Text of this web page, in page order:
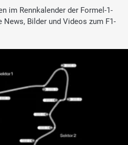
im Rennkalender der Formel-1-
Bilder und Videos zum F1-